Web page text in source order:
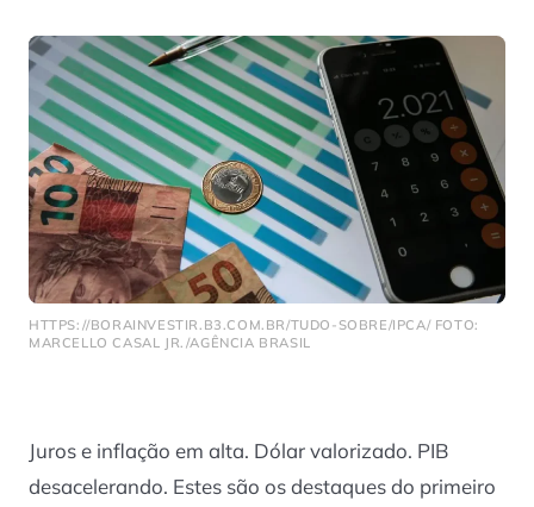
HTTPS://BORAINVESTIR.B3.COM.BR/TUDO-SOBRE/IPCA/ FOTO:
MARCELLO CASAL JR./AGÊNCIA BRASIL
Juros e inflação em alta. Dólar valorizado. PIB
desacelerando. Estes são os destaques do primeiro